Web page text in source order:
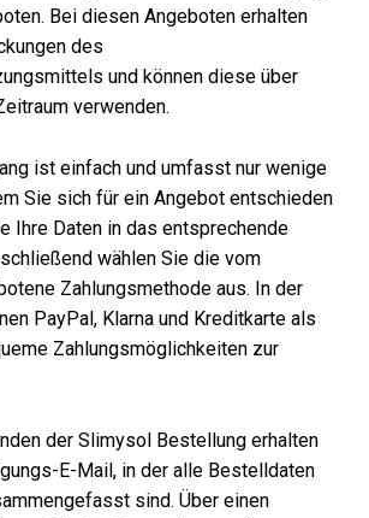
Bei diesen Angeboten erhalten
des
und können diese über
verwenden.
ist einfach und umfasst nur wenige
Sie sich für ein Angebot entschieden
Ihre Daten in das entsprechende
wählen Sie die vom
Zahlungsmethode aus. In der
PayPal, Klarna und Kreditkarte als
Zahlungsmöglichkeiten zur
der Slimysol Bestellung erhalten
E-Mail, in der alle Bestelldaten
sind. Über einen